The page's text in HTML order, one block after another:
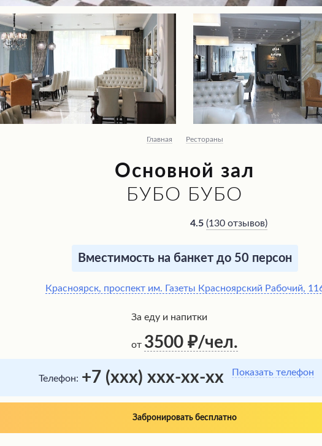
Главная Рестораны
Основной зал
БУБО БУБО
4.5 (130 отзывов)
Вместимость на банкет до 50 персон
Красноярск, проспект им. Газеты Красноярский Рабочий,
За еду и напитки
от 3500 /чел.
Телефон: +7 (xxx) xxx-xx-xx Показать телефон
Забронировать бесплатно